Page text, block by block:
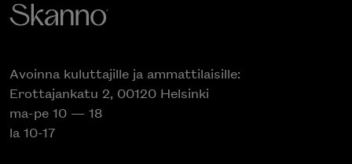
Avoinna kuluttajille ja ammattilaisille:
Erottajankatu 2, 00120 Helsinki
ma-pe 10 — 18
la 10-17